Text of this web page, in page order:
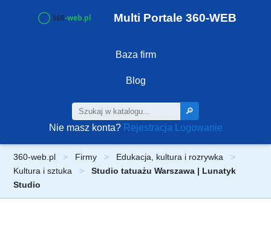
Multi Portale 360-WEB
Baza firm
Blog
🔎
Nie masz konta? Rejestracja Logowanie
360-web.pl Firmy
Edukacja, kultura i rozrywka
Kultura i sztuka
Studio tatuażu Warszawa | Lunatyk
Studio